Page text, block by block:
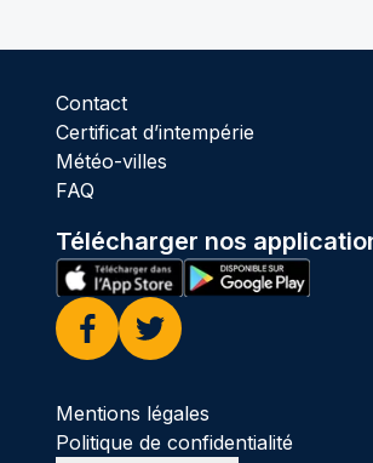
Contact
Certificat d’intempérie
Météo-villes
FAQ
Télécharger nos
Facebook
Twitter
Mentions légales
Politique de confidentialité